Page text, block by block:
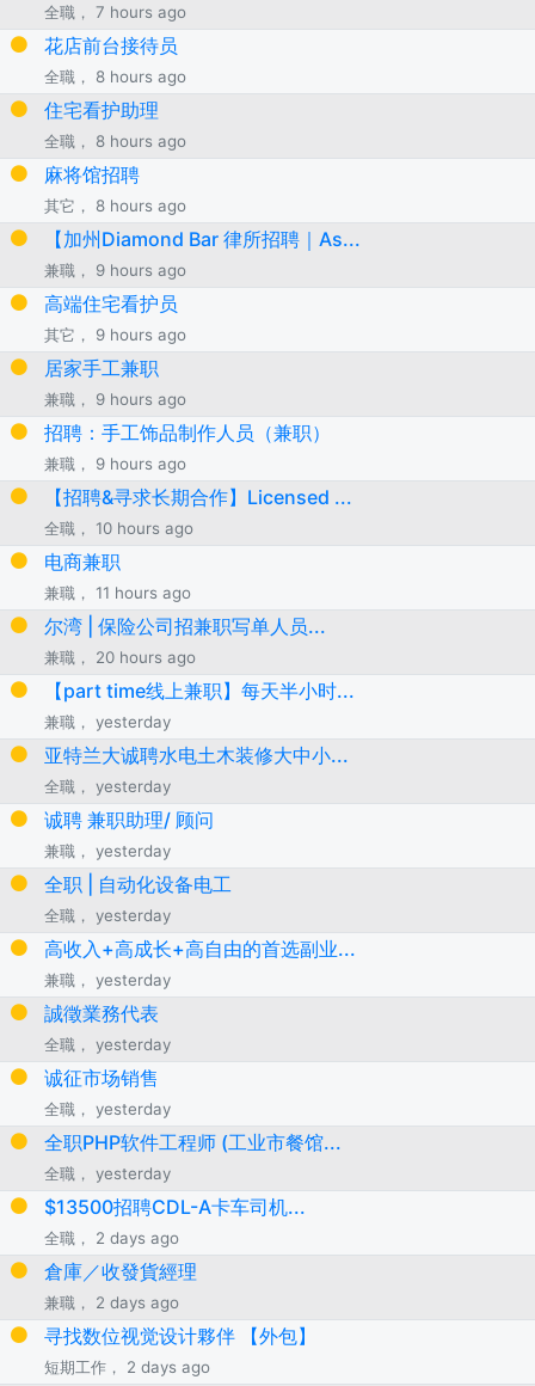
全職， 7 hours ago
花店前台接待员
全職， 8 hours ago
住宅看护助理
全職， 8 hours ago
麻将馆招聘
其它， 8 hours ago
【加州Diamond Bar 律所招聘｜As...
兼職， 9 hours ago
高端住宅看护员
其它， 9 hours ago
居家手工兼职
兼職， 9 hours ago
招聘：手工饰品制作人员（兼职）
兼職， 9 hours ago
【招聘&寻求长期合作】Licensed ...
全職， 10 hours ago
电商兼职
兼職， 11 hours ago
尔湾 | 保险公司招兼职写单人员...
兼職， 20 hours ago
【part time线上兼职】每天半小时...
兼職， yesterday
亚特兰大诚聘水电土木装修大中小...
全職， yesterday
诚聘 兼职助理/ 顾问
兼職， yesterday
全职 | 自动化设备电工
全職， yesterday
高收入+高成长+高自由的首选副业...
兼職， yesterday
誠徵業務代表
全職， yesterday
诚征市场销售
全職， yesterday
全职PHP软件工程师 (工业市餐馆...
全職， yesterday
$13500招聘CDL-A卡车司机...
全職， 2 days ago
倉庫／收發貨經理
兼職， 2 days ago
寻找数位视觉设计夥伴 【外包】
短期工作， 2 days ago